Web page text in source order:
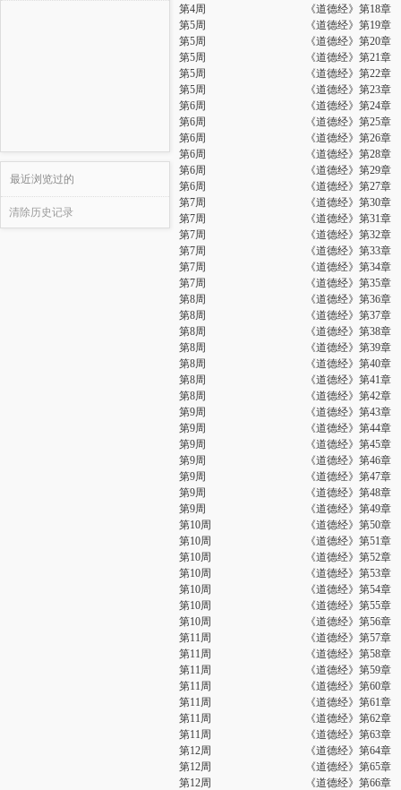
最近浏览过的
清除历史记录
第4周
《道德经》第18章
第5周
《道德经》第19章
第5周
《道德经》第20章
第5周
《道德经》第21章
第5周
《道德经》第22章
第5周
《道德经》第23章
第6周
《道德经》第24章
第6周
《道德经》第25章
第6周
《道德经》第26章
第6周
《道德经》第28章
第6周
《道德经》第29章
第6周
《道德经》第27章
第7周
《道德经》第30章
第7周
《道德经》第31章
第7周
《道德经》第32章
第7周
《道德经》第33章
第7周
《道德经》第34章
第7周
《道德经》第35章
第8周
《道德经》第36章
第8周
《道德经》第37章
第8周
《道德经》第38章
第8周
《道德经》第39章
第8周
《道德经》第40章
第8周
《道德经》第41章
第8周
《道德经》第42章
第9周
《道德经》第43章
第9周
《道德经》第44章
第9周
《道德经》第45章
第9周
《道德经》第46章
第9周
《道德经》第47章
第9周
《道德经》第48章
第9周
《道德经》第49章
第10周
《道德经》第50章
第10周
《道德经》第51章
第10周
《道德经》第52章
第10周
《道德经》第53章
第10周
《道德经》第54章
第10周
《道德经》第55章
第10周
《道德经》第56章
第11周
《道德经》第57章
第11周
《道德经》第58章
第11周
《道德经》第59章
第11周
《道德经》第60章
第11周
《道德经》第61章
第11周
《道德经》第62章
第11周
《道德经》第63章
第12周
《道德经》第64章
第12周
《道德经》第65章
第12周
《道德经》第66章